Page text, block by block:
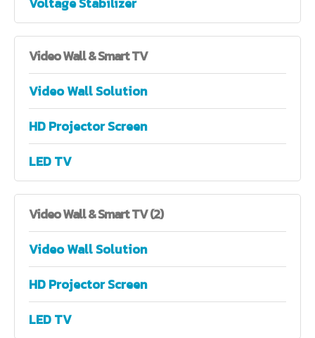
VideoWall & Smart TV
Video Wall Solution
HD Projector Screen
LED TV
VideoWall & Smart TV (2)
Video Wall Solution
HD Projector Screen
LED TV